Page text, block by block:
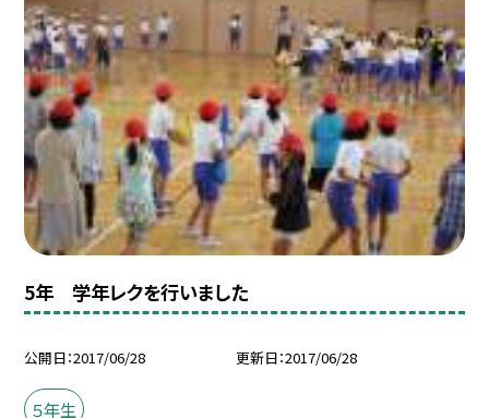
5年 学年レクを行いました
公開日 2017/06/28 更新日 2017/06/28
５年生